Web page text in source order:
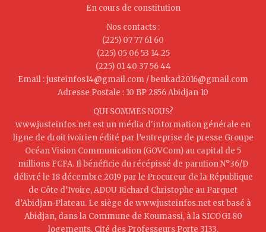
En cours de constitution
Nos contacts :
(225) 07 77 61 60
(225) 05 06 53 14 25
(225) 01 40 37 56 44
Email : justeinfos14@gmail.com / benkad2016@gmail.com
Adresse Postale : 10 BP 2856 Abidjan 10
QUI SOMMES NOUS?
www.justeinfos.net est un média d'information générale en
ligne de droit ivoirien édité par l’entreprise de presse Groupe
Océan Vision Communication (GOVCom) au capital de 5
millions FCFA. Il bénéficie du récépissé de parution N°36/D
délivré le 18 décembre 2019 par le Procureur de la République
de Côte d’Ivoire, ADOU Richard Christophe au Parquet
d’Abidjan-Plateau. Le siège de www.justeinfos.net est basé à
Abidjan, dans la Commune de Koumassi, à la SICOGI 80
logements, Cité des Professeurs Porte 3133.